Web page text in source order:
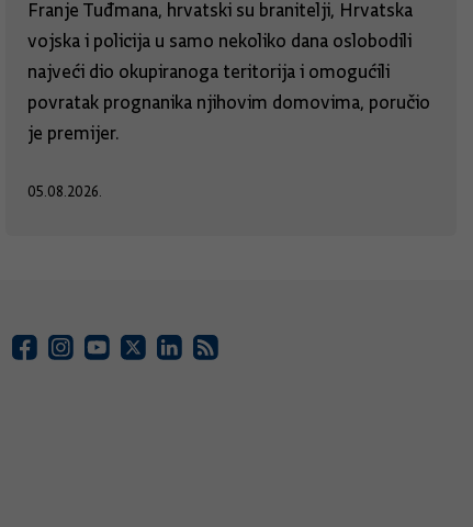
Franje Tuđmana, hrvatski su branitelji, Hrvatska
vojska i policija u samo nekoliko dana oslobodili
najveći dio okupiranoga teritorija i omogućili
povratak prognanika njihovim domovima, poručio
je premijer.
05.08.2026.